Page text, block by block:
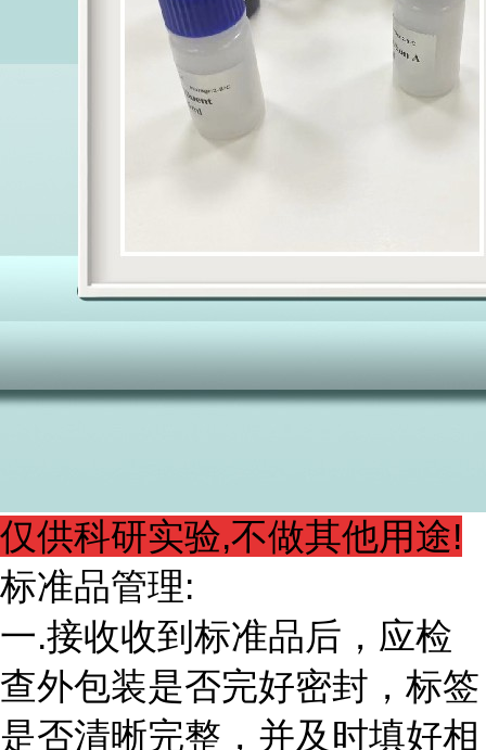
仅供科研实验,不做其他用途!
标准品管理:
一.接收收到标准品后，应检
查外包装是否完好密封，标签
是否清晰完整，并及时填好相